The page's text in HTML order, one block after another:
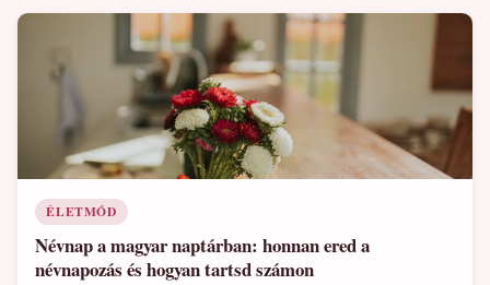
ÉLETMÓD
Névnap a magyar naptárban: honnan ered a
névnapozás és hogyan tartsd számon